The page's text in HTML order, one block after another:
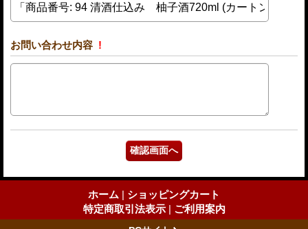
お問い合わせ内容 !
ホーム | ショッピングカート
特定商取引法表示 | ご利用案内